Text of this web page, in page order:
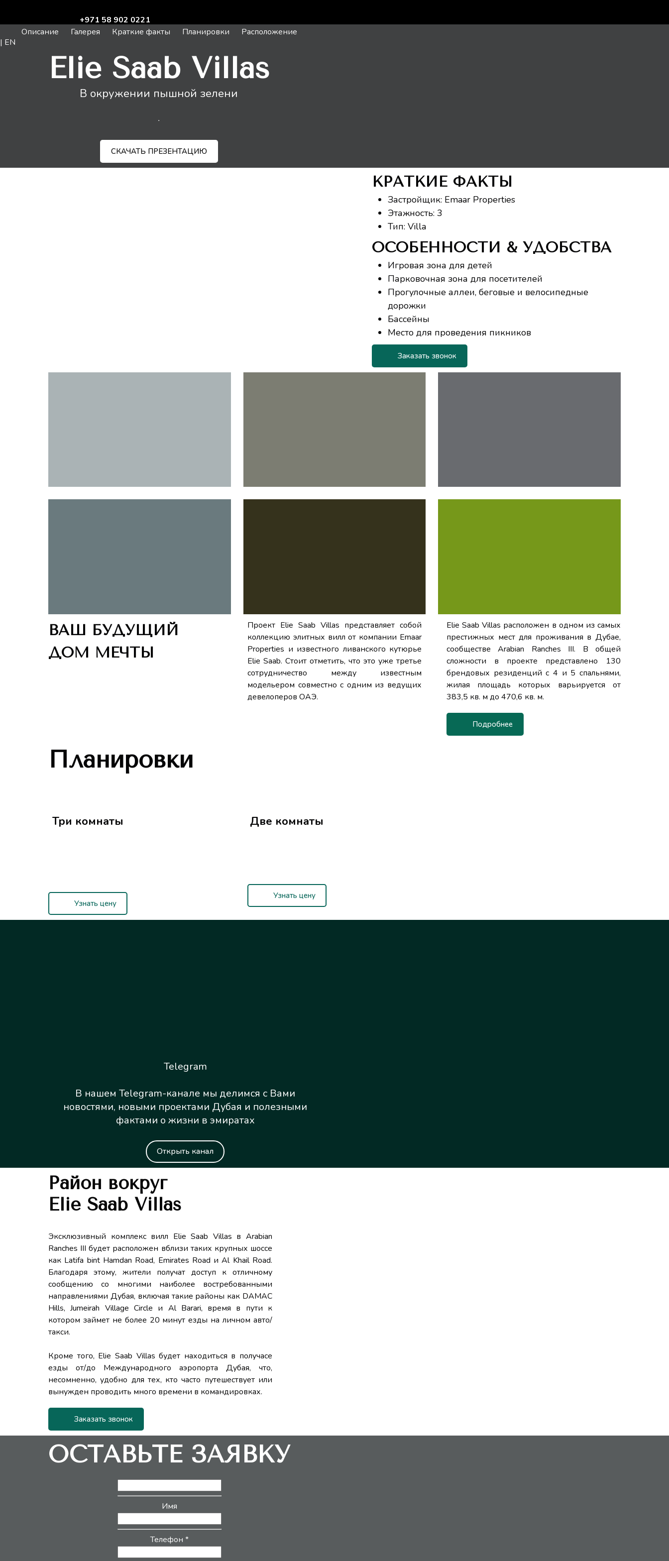
+971 58 902 0221
Описание
Галерея Краткие факты Планировки
Расположение
| EN
Elie Saab Villas
В окружении пышной зелени
СКАЧАТЬ ПРЕЗЕНТАЦИЮ
КРАТКИЕ ФАКТЫ
Застройщик: Emaar Properties
Этажность: 3
Тип: Villa
ОСОБЕННОСТИ & УДОБСТВА
Игровая зона для детей
Парковочная зона для посетителей
Прогулочные аллеи, беговые и велосипедные
дорожки
Бассейны
Место для проведения пикников
Заказать звонок
ВАШ БУДУЩИЙ
ДОМ МЕЧТЫ
Проект Elie Saab Villas представляет собой
коллекцию элитных вилл от компании Emaar
Properties и известного ливанского кутюрье
Elie Saab. Стоит отметить, что это уже третье
сотрудничество между известным
модельером совместно с одним из ведущих
девелоперов ОАЭ.
Elie Saab Villas расположен в одном из самых
престижных мест для проживания в Дубае,
сообществе Arabian Ranches III. В общей
сложности в проекте представлено 130
брендовых резиденций с 4 и 5 спальнями,
жилая площадь которых варьируется от
383,5 кв. м до 470,6 кв. м.
Подробнее
Планировки
Три комнаты
Узнать цену
Две комнаты
Узнать цену
Telegram
В нашем Telegram-канале мы делимся с Вами
новостями, новыми проектами Дубая и полезными
фактами о жизни в эмиратах
Открыть канал
Район вокруг
Elie Saab Villas
Эксклюзивный комплекс вилл Elie Saab Villas в Arabian
Ranches III будет расположен вблизи таких крупных шоссе
как Latifa bint Hamdan Road, Emirates Road и Al Khail Road.
Благодаря этому, жители получат доступ к отличному
сообщению со многими наиболее востребованными
направлениями Дубая, включая такие районы как DAMAC
Hills, Jumeirah Village Circle и Al Barari, время в пути к
котором займет не более 20 минут езды на личном авто/
такси.
Кроме того, Elie Saab Villas будет находиться в получасе
езды от/до Международного аэропорта Дубая, что,
несомненно, удобно для тех, кто часто путешествует или
вынужден проводить много времени в командировках.
Заказать звонок
ОСТАВЬТЕ ЗАЯВКУ
Имя
Телефон *